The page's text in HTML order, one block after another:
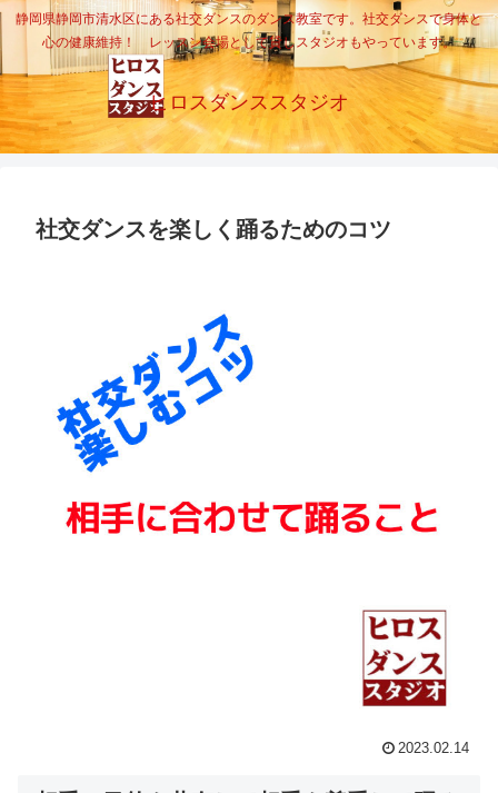
静岡県静岡市清水区にある社交ダンスのダンス教室です。社交ダンスで身体と
心の健康維持！ レッスン会場として貸しスタジオもやっています。
ヒロスダンススタジオ
社交ダンスを楽しく踊るためのコツ
2023.02.14